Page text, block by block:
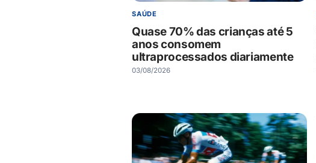
SAÚDE
Quase 70% das crianças até 5
anos consomem
ultraprocessados diariamente
03/08/2026